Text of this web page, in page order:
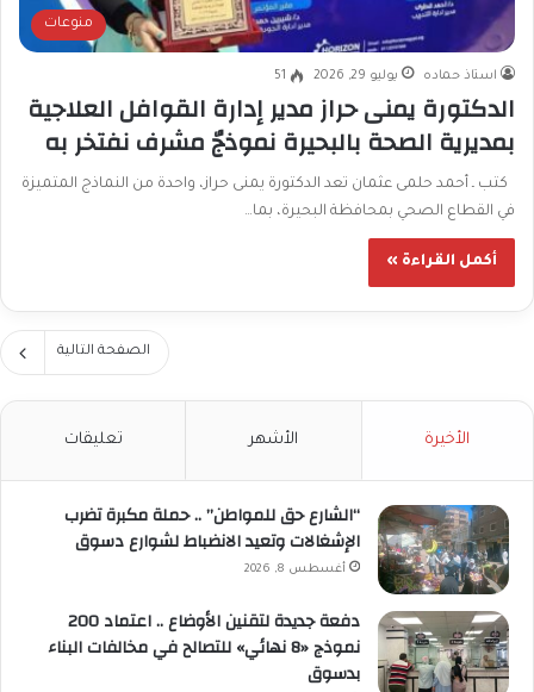
منوعات
استاذ حماده يوليو 29, 2026 51
الدكتورة يمنى حراز مدير إدارة القوافل العلاجية
بمديرية الصحة بالبحيرة نموذجٌ مشرف نفتخر به
كتب ـ أحمد حلمى عثمان تعد الدكتورة يمنى حراز، واحدة من النماذج المتميزة
في القطاع الصحي بمحافظة البحيرة، بما…
أكمل القراءة »
الصفحة التالية
الأخيرة الأشهر تعليقات
“الشارع حق للمواطن” .. حملة مكبرة تضرب
الإشغالات وتعيد الانضباط لشوارع دسوق
أغسطس 8, 2026
دفعة جديدة لتقنين الأوضاع .. اعتماد 200
نموذج «8 نهائي» للتصالح في مخالفات البناء
بدسوق